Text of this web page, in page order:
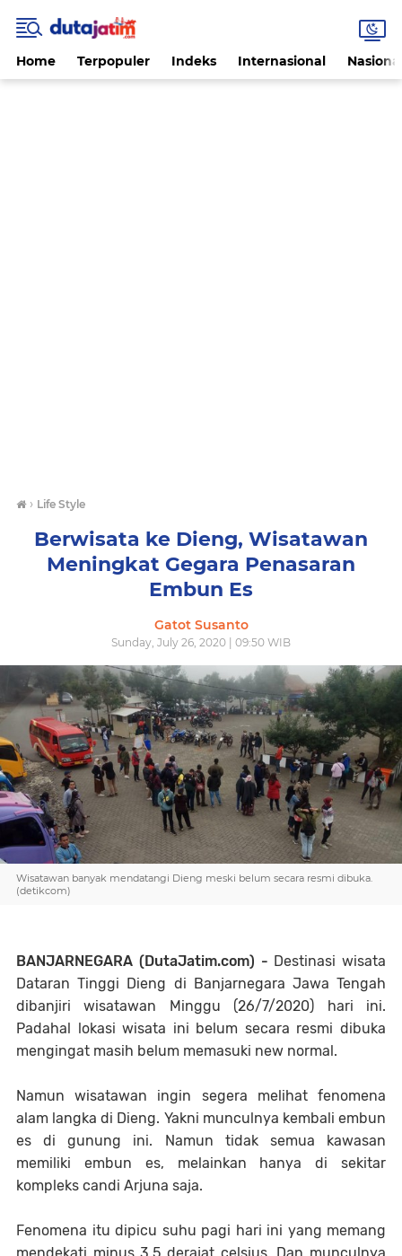
Home Terpopuler Indeks Internasional
› Life Style
Berwisata ke Dieng, Wisatawan
Meningkat Gegara Penasaran
Embun Es
Gatot Susanto
Sunday, July 26, 2020 | 09:50 WIB
Wisatawan banyak mendatangi Dieng meski belum secara resmi dibuka.
(detikcom)
BANJARNEGARA (DutaJatim.com) - Destinasi wisata
Dataran Tinggi Dieng di Banjarnegara Jawa Tengah
dibanjiri wisatawan Minggu (26/7/2020) hari ini.
Padahal lokasi wisata ini belum secara resmi dibuka
mengingat masih belum memasuki new normal.
Namun wisatawan ingin segera melihat fenomena
alam langka di Dieng. Yakni munculnya kembali embun
es di gunung ini. Namun tidak semua kawasan
memiliki embun es, melainkan hanya di sekitar
kompleks candi Arjuna saja.
Fenomena itu dipicu suhu pagi hari ini yang memang